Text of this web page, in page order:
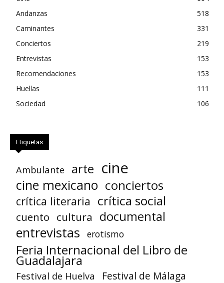
Andanzas
518
Caminantes
331
Conciertos
219
Entrevistas
153
Recomendaciones
153
Huellas
111
Sociedad
106
Etiquetas
Ambulante arte cine
cine mexicano conciertos
crítica literaria crítica social
cuento cultura documental
entrevistas erotismo
Feria Internacional del Libro de
Guadalajara
Festival de Huelva Festival de Málaga